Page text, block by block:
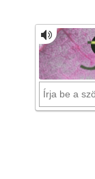
A Nébih